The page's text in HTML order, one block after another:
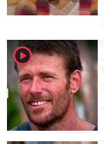
player2